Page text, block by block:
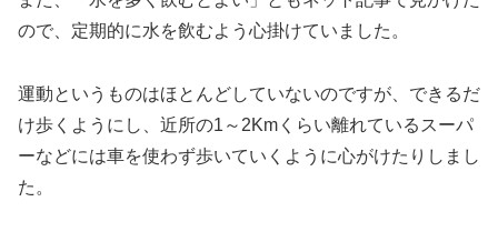
ので、定期的に水を飲むよう心掛けていました。
運動というものはほとんどしていないのですが、できるだ
け歩くようにし、近所の1～2Kmくらい離れているスーパ
ーなどには車を使わず歩いていくように心がけたりしまし
た。